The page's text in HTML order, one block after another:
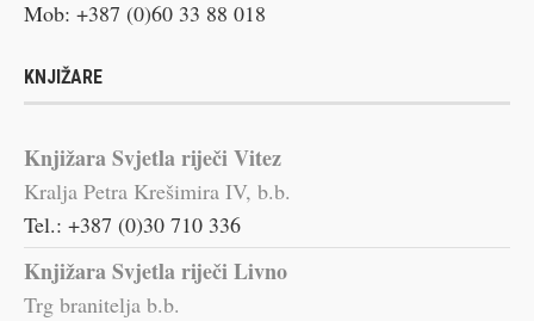
Mob: +387 (0)60 33 88 018
KNJIŽARE
Knjižara Svjetla riječi Vitez
Kralja Petra Krešimira IV, b.b.
Tel.: +387 (0)30 710 336
Knjižara Svjetla riječi Livno
Trg branitelja b.b.